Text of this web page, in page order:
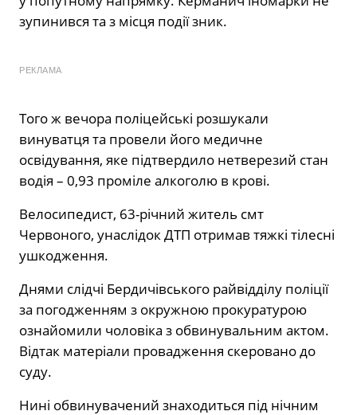
зупинився та з місця події зник.
РЕКЛАМА
Того ж вечора поліцейські розшукали
винуватця та провели його медичне
освідування, яке підтвердило нетверезий стан
водія – 0,93 проміле алкоголю в крові.
Велосипедист, 63-річний житель смт
Червоного, унаслідок ДТП отримав тяжкі тілесні
ушкодження.
Днями слідчі Бердичівського райвідділу поліції
за погодженням з окружною прокуратурою
ознайомили чоловіка з обвинувальним актом.
Відтак матеріали провадження скеровано до
суду.
Нині обвинувачений знаходиться під нічним